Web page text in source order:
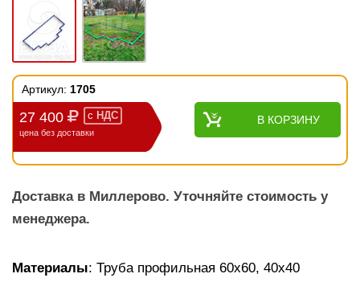
Артикул: 1705
27 400 с НДС
цена без доставки
В КОРЗИНУ
Доставка в Миллерово. Уточняйте стоимость у
менеджера.
Материалы: Труба профильная 60х60, 40х40